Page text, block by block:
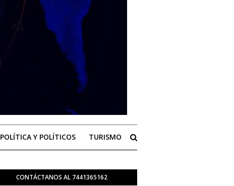
POLÍTICA Y POLÍTICOS TURISMO
CONTÁCTANOS AL 7441365162